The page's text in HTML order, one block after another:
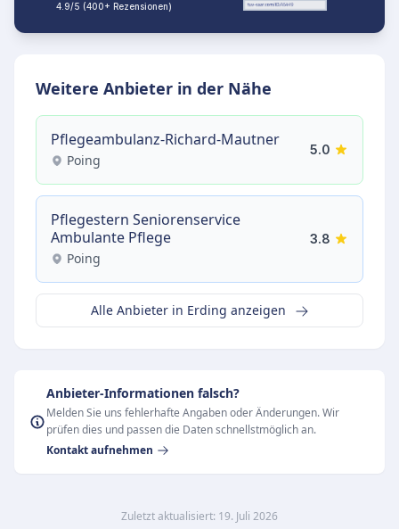
4.9/5 (400+ Rezensionen)
Weitere Anbieter in der Nähe
Pflegeambulanz-Richard-Mautner
Poing
5.0
Pflegestern Seniorenservice
Ambulante Pflege
Poing
3.8
Alle Anbieter in Erding anzeigen
Anbieter-Informationen falsch?
Melden Sie uns fehlerhafte Angaben oder Änderungen. Wir
prüfen dies und passen die Daten schnellstmöglich an.
Kontakt aufnehmen
Zuletzt aktualisiert: 19. Juli 2026